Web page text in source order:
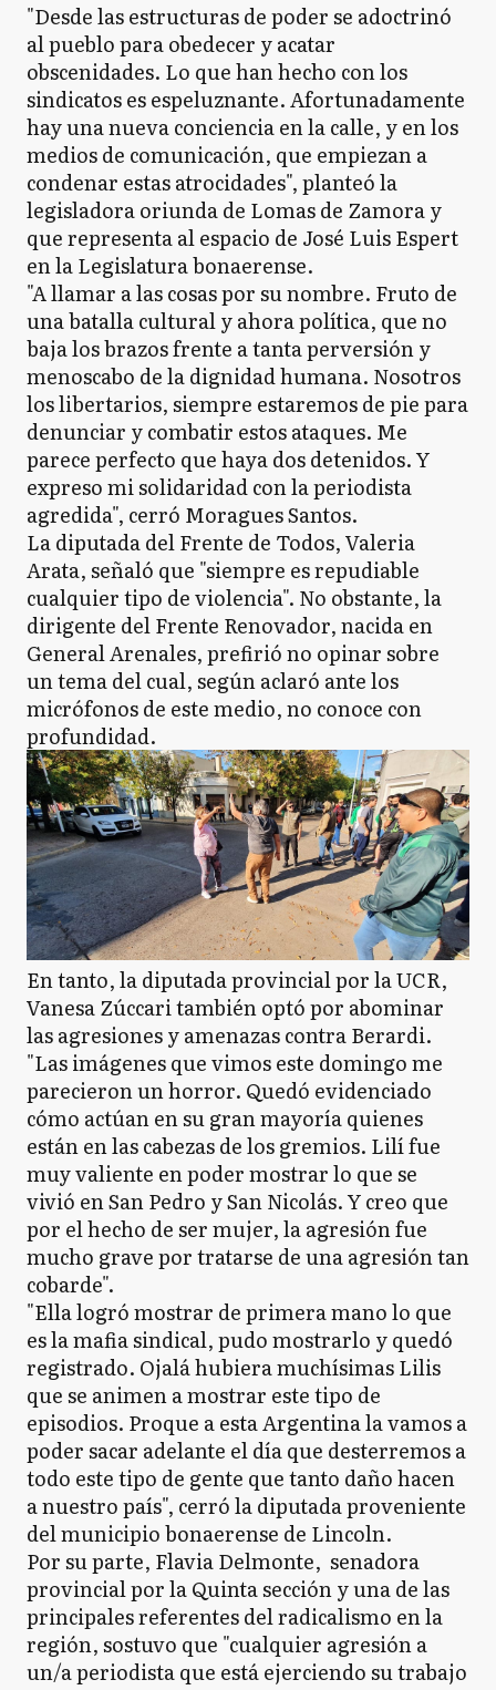
"Desde las estructuras de poder se adoctrinó
al pueblo para obedecer y acatar
obscenidades. Lo que han hecho con los
sindicatos es espeluznante. Afortunadamente
hay una nueva conciencia en la calle, y en los
medios de comunicación, que empiezan a
condenar estas atrocidades", planteó la
legisladora oriunda de Lomas de Zamora y
que representa al espacio de José Luis Espert
en la Legislatura bonaerense.
"A llamar a las cosas por su nombre. Fruto de
una batalla cultural y ahora política, que no
baja los brazos frente a tanta perversión y
menoscabo de la dignidad humana. Nosotros
los libertarios, siempre estaremos de pie para
denunciar y combatir estos ataques. Me
parece perfecto que haya dos detenidos. Y
expreso mi solidaridad con la periodista
agredida", cerró Moragues Santos.
La diputada del Frente de Todos, Valeria
Arata, señaló que "siempre es repudiable
cualquier tipo de violencia". No obstante, la
dirigente del Frente Renovador, nacida en
General Arenales, prefirió no opinar sobre
un tema del cual, según aclaró ante los
micrófonos de este medio, no conoce con
profundidad.
En tanto, la diputada provincial por la UCR,
Vanesa Zúccari también optó por abominar
las agresiones y amenazas contra Berardi.
"Las imágenes que vimos este domingo me
parecieron un horror. Quedó evidenciado
cómo actúan en su gran mayoría quienes
están en las cabezas de los gremios. Lilí fue
muy valiente en poder mostrar lo que se
vivió en San Pedro y San Nicolás. Y creo que
por el hecho de ser mujer, la agresión fue
mucho grave por tratarse de una agresión tan
cobarde".
"Ella logró mostrar de primera mano lo que
es la mafia sindical, pudo mostrarlo y quedó
registrado. Ojalá hubiera muchísimas Lilis
que se animen a mostrar este tipo de
episodios. Proque a esta Argentina la vamos a
poder sacar adelante el día que desterremos a
todo este tipo de gente que tanto daño hacen
a nuestro país", cerró la diputada proveniente
del municipio bonaerense de Lincoln.
Por su parte, Flavia Delmonte, senadora
provincial por la Quinta sección y una de las
principales referentes del radicalismo en la
región, sostuvo que "cualquier agresión a
un/a periodista que está ejerciendo su trabajo